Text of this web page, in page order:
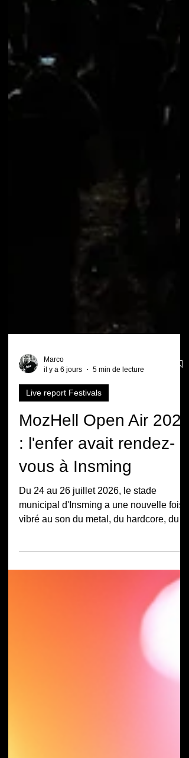
il y a 6 jours
5 min de lecture
MozHell Open Air 2026
: l'enfer avait rendez-
vous à Insming
Du 24 au 26 juillet 2026, le stade
municipal d'Insming a une nouvelle fois
punk et du metalcore. Pour sa troisième
festival mosellan sympathique, mais bien
un rendez-vous incontournable du Grand
Est pour tous les amateurs de musiques
même de parler musique, il faut